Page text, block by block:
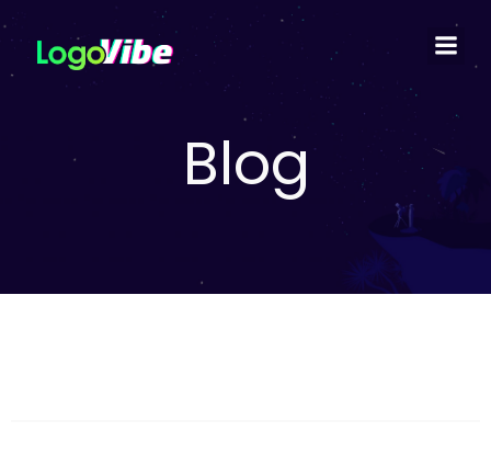
Blog